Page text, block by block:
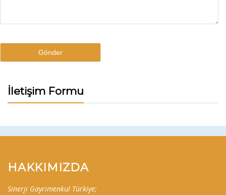
İletişim Formu
HAKKIMIZDA
Sinerji Gayrimenkul Türkiye;